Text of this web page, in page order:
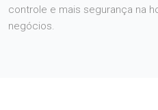
controle e mais segurança na
negócios.